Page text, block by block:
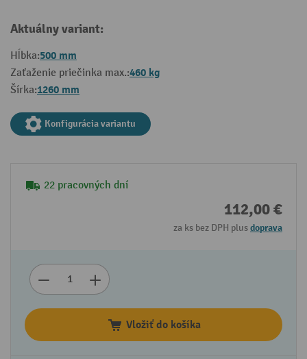
Aktuálny variant:
Hĺbka:500 mm
Zaťaženie priečinka max.:460 kg
Šírka:1260 mm
Konfigurácia variantu
22 pracovných dní
112,00 €
za ks bez DPH plusdoprava
Vložiť do košíka